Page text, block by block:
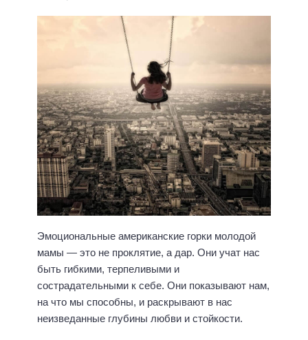
Эмоциональные американские горки молодой
мамы — это не проклятие, а дар. Они учат нас
быть гибкими, терпеливыми и
сострадательными к себе. Они показывают нам,
на что мы способны, и раскрывают в нас
неизведанные глубины любви и стойкости.